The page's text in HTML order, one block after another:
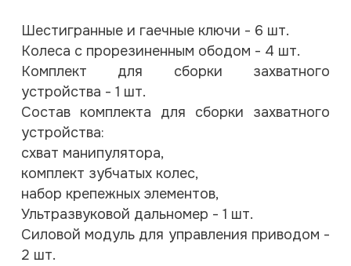
Шестигранные и гаечные ключи - 6 шт.
Колеса с прорезиненным ободом - 4 шт.
Комплект для сборки захватного
устройства - 1 шт.
Состав комплекта для сборки захватного
устройства:
схват манипулятора,
комплект зубчатых колес,
набор крепежных элементов,
Ультразвуковой дальномер - 1 шт.
Силовой модуль для управления приводом -
2 шт.